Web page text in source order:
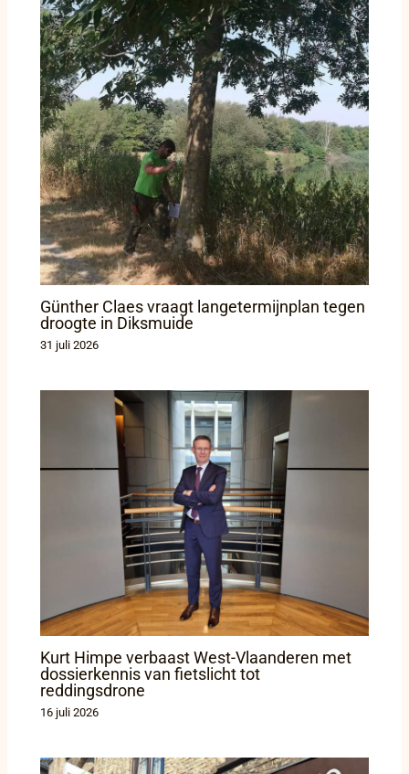
Günther Claes vraagt langetermijnplan tegen
droogte in Diksmuide
31 juli 2026
Kurt Himpe verbaast West-Vlaanderen met
dossierkennis van fietslicht tot
reddingsdrone
16 juli 2026